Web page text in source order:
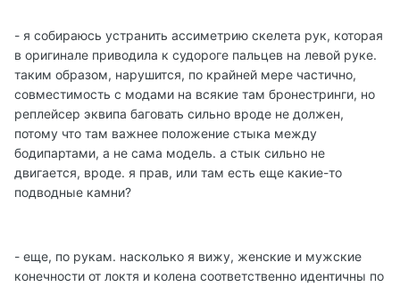
- я собираюсь устранить ассиметрию скелета рук, которая
в оригинале приводила к судороге пальцев на левой руке.
таким образом, нарушится, по крайней мере частично,
совместимость с модами на всякие там бронестринги, но
реплейсер эквипа баговать сильно вроде не должен,
потому что там важнее положение стыка между
бодипартами, а не сама модель. а стык сильно не
двигается, вроде. я прав, или там есть еще какие-то
подводные камни?
- еще, по рукам. насколько я вижу, женские и мужские
конечности от локтя и колена соответственно идентичны по